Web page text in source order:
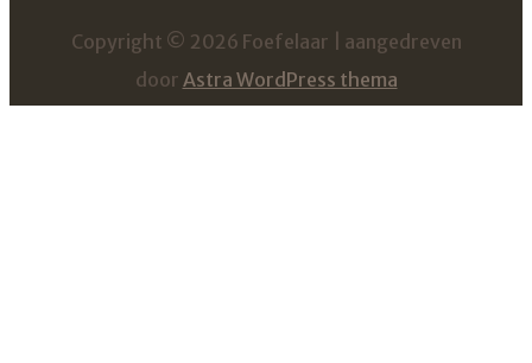
Copyright © 2026 Foefelaar | aangedreven
door Astra WordPress thema